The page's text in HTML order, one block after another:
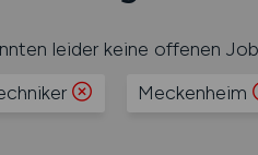
leider keine offenen
Meckenheim